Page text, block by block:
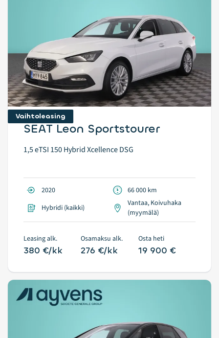
Vaihtoleasing
SEAT Leon Sportstourer
1,5 eTSI 150 Hybrid Xcellence DSG
2020
66 000 km
Hybridi (kaikki)
Vantaa, Koivuhaka
(myymälä)
Leasing alk.
380 €/kk
Osamaksu alk.
276 €/kk
Osta heti
19 900 €